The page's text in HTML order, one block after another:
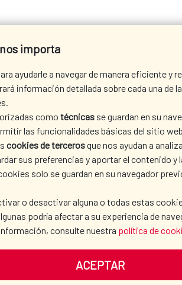
importa
ayudarle a navegar de manera eficiente y
información detallada sobre cada una de
como técnicas se guardan en su
las funcionalidades básicas del sitio
cookies de tercerosque nos ayudan a
sus preferencias y aportar el contenido y
solo se guardan en su navegador
o desactivar alguna o todas estas
podría afectar a su experiencia de
consulte nuestra política de
ACEPTAR